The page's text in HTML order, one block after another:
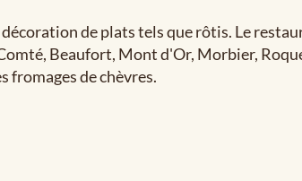
de plats tels que rôtis. Le
Beaufort, Mont d'Or, Morbier,
fromages de chèvres.